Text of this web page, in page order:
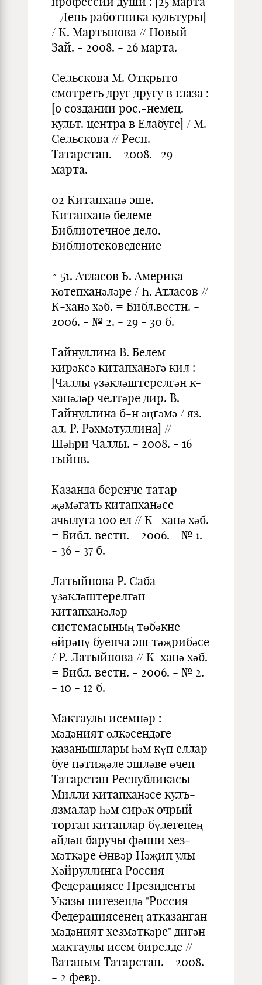
- День работни­ка культуры]
/ К. Мартынова // Новый
Зай. - 2008. - 26 марта.
Сельскова М. Открыто
смотреть друг другу в глаза :
[о создании рос.-немец.
культ. центра в Елабуге] / М.
Сельскова // Респ.
Татарстан. - 2008. -29
марта.
02 Китапханә эше.
Китапханә белеме
Библиотечное дело.
Библиотековедение
^ 51. Атласов Ь. Америка
көтепханәләре / Һ. Атласов //
К-ханә хәб. = Библ.вестн. -
2006. - № 2. - 29 - 30 б.
Гайнуллина В. Белем
кирәксә китапханәгә кил :
[Чаллы үзәкләште­релгән к-
ханәләр челтәре дир. В.
Гайнуллина б-н әңгәмә / яз.
ал. Р. Рәхмәтуллина] //
Шәһри Чаллы. - 2008. - 16
гыйнв.
Казанда беренче татар
җәмәгать китапханәсе
ачылуга 100 ел // К- ханә хәб.
= Библ. вестн. - 2006. - № 1.
- 36 - 37 б.
Латыйпова Р. Саба
үзәкләштерелгән
китапханәләр
системасының төбәкне
өйрәнү буенча эш тәҗрибәсе
/ Р. Латыйпова // К-ханә хәб.
= Библ. вестн. - 2006. - № 2.
- 10 - 12 б.
Мактаулы исемнәр :
мәдәният өлкәсендәге
казанышлары һәм күп еллар
буе нәтиҗәле эшләве өчен
Татарстан Республикасы
Милли китапханәсе кулъ­
язмалар һәм сирәк очрый
торган китаплар бүлегенең
әйдәп баручы фәнни хез­
мәткәре Әнвәр Нәҗип улы
Хәйруллинга Россия
Федерациясе Президенты
Указы нигезендә "Россия
Федерациясенең атказанган
мәдәният хезмәткәре" дигән
мактаулы исем бирелде //
Ватаным Татарстан. - 2008.
- 2 февр.